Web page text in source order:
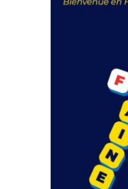
FEUILLETER